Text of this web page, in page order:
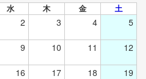
水 木 金 土
2 3 4 5
9 10 11 12
16 17 18 19